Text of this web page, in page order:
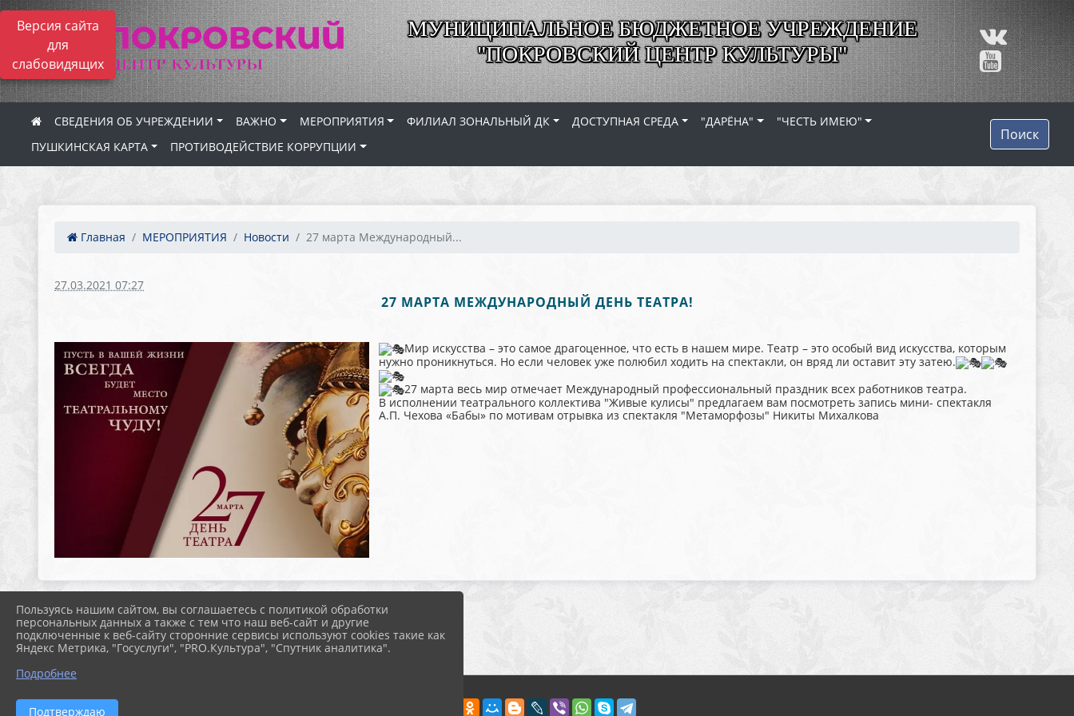
Версия сайта
для
слабовидящих
МУНИЦИПАЛЬНОЕ БЮДЖЕТНОЕ УЧРЕЖДЕНИЕ
"ПОКРОВСКИЙ ЦЕНТР КУЛЬТУРЫ"
СВЕДЕНИЯ ОБ УЧРЕЖДЕНИИ ВАЖНО МЕРОПРИЯТИЯ ФИЛИАЛ ЗОНАЛЬНЫЙ ДК ДОСТУПНАЯ СРЕДА "ДАРЁНА"
"ЧЕСТЬ ИМЕЮ"
ПУШКИНСКАЯ КАРТА
ПРОТИВОДЕЙСТВИЕ КОРРУПЦИИ
Поиск
Главная МЕРОПРИЯТИЯ Новости 27 марта Международный...
27.03.2021 07:27
27 МАРТА МЕЖДУНАРОДНЫЙ ДЕНЬ ТЕАТРА!
Мир искусства – это самое драгоценное, что есть в нашем мире. Театр – это особый вид искусства, которым
нужно проникнуться. Но если человек уже полюбил ходить на спектакли, он вряд ли оставит эту затею.
27 марта весь мир отмечает Международный профессиональный праздник всех работников театра.
В исполнении театрального коллектива "Живые кулисы" предлагаем вам посмотреть запись мини- спектакля
А.П. Чехова «Бабы» по мотивам отрывка из спектакля "Метаморфозы" Никиты Михалкова
Пользуясь нашим сайтом, вы соглашаетесь с политикой обработки
персональных данных а также с тем что наш веб-сайт и другие
подключенные к веб-сайту сторонние сервисы используют cookies такие как
Яндекс Метрика, "Госуслуги", "PRO.Культура", "Спутник аналитика".
Подробнее
Подтверждаю